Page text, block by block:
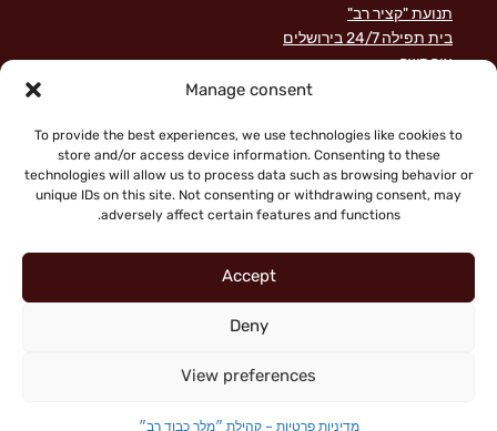
Manage consent
To provide the best experiences, we use technologies like cookies to
store and/or access device information. Consenting to these
technologies will allow us to process data such as browsing behavior or
unique IDs on this site. Not consenting or withdrawing consent, may
adversely affect certain features and functions.
Accept
Deny
View preferences
מדיניות פרטיות – קהילת ״מלך כבוד רב״
תנועת "קציר רב"
בית תפילה 24/7 בירושלים
צור קשר
השקפה מקראית על שירות לישראל
תרומות
"Faith working through love" (Galatians 5:6)
Reserved.|מדיניות פרטיות